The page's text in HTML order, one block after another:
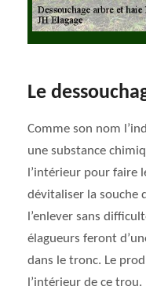
Le
Comme son nom
une substance
l’intérieur pour faire
dévitaliser la souche
l’enlever sans
élagueurs feront
dans le tronc. Le
l’intérieur de ce